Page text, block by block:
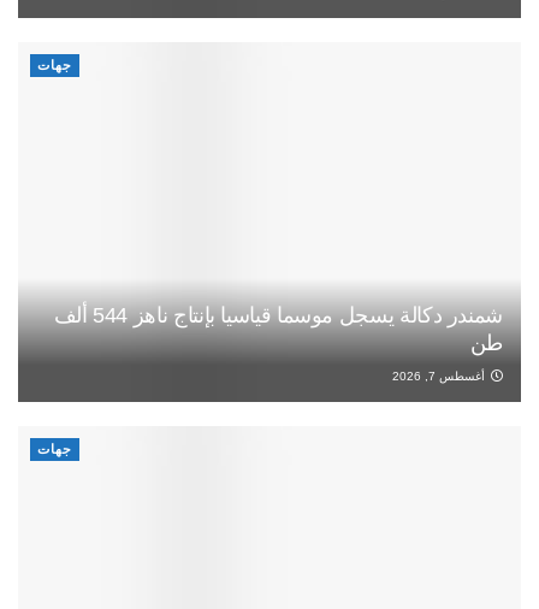
جهات
شمندر دكالة يسجل موسما قياسيا بإنتاج ناهز 544 ألف
طن
أغسطس 7, 2026
جهات